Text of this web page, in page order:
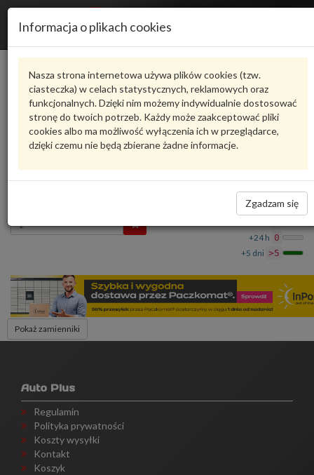
Informacja o plikach cookies
Nasza strona internetowa używa plików cookies (tzw.
ciasteczka) w celach statystycznych, reklamowych oraz
funkcjonalnych. Dzięki nim możemy indywidualnie dostosować
stronę do twoich potrzeb. Każdy może zaakceptować pliki
cookies albo ma możliwość wyłączenia ich w przeglądarce,
dzięki czemu nie będą zbierane żadne informacje.
Zgadzam się
Karta produktu
2Q5937090AVAG
VAG - produkt oryginalny VW AUDI SEAT SKODA
Sterownik (BCM) systemu Komfort i inst.
2Q5937090A VAG
ilość
Dostępność
+24 h 0
+5 dni >5
Pokaż zamienniki
Auto Plus
Regulamin
Polityka prywatności
Koszty wysyłki
Kontakt
Koszyk